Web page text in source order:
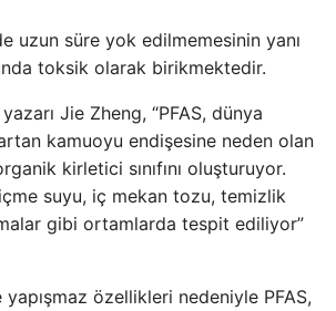
uzun süre yok edilmemesinin yanı
toksik olarak birikmektedir.
Jie Zheng, “PFAS, dünya
kamuoyu endişesine neden olan
kirletici sınıfını oluşturuyor.
suyu, iç mekan tozu, temizlik
gibi ortamlarda tespit ediliyor”
yapışmaz özellikleri nedeniyle PFAS,